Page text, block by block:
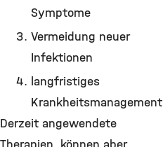
Symptome
Vermeidung neuer
Infektionen
langfristiges
Krankheitsmanagement
Derzeit angewendete